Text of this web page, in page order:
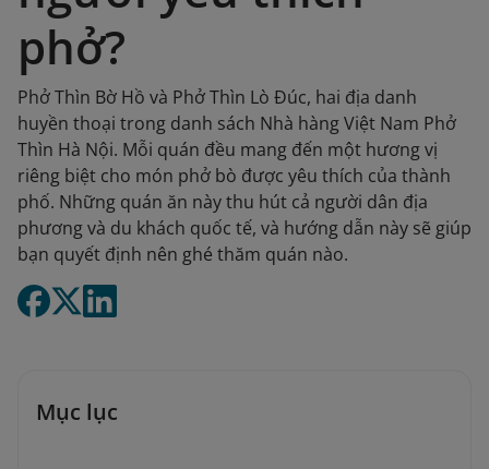
phở?
Phở Thìn Bờ Hồ và Phở Thìn Lò Đúc, hai địa danh
huyền thoại trong danh sách Nhà hàng Việt Nam Phở
Thìn Hà Nội. Mỗi quán đều mang đến một hương vị
riêng biệt cho món phở bò được yêu thích của thành
phố. Những quán ăn này thu hút cả người dân địa
phương và du khách quốc tế, và hướng dẫn này sẽ giúp
bạn quyết định nên ghé thăm quán nào.
Mục lục